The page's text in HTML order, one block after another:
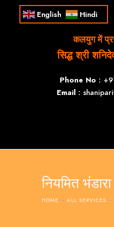
English Hindi
कलयुग में
सिद्ध श्री
Phone No :
Email :
नियमित भंडारा
HOME ALL SERVICES